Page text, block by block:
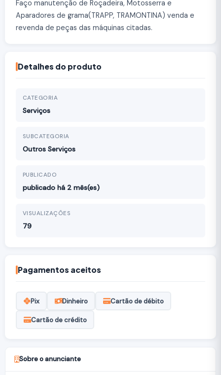
Faço manutenção de Roçadeira, Motosserra e
Aparadores de grama(TRAPP, TRAMONTINA) venda e
revenda de peças das máquinas citadas.
Detalhes do produto
CATEGORIA
Serviços
SUBCATEGORIA
Outros Serviços
PUBLICADO
publicado há 2 mês(es)
VISUALIZAÇÕES
79
Pagamentos aceitos
Pix Dinheiro Cartão de débito
Cartão de crédito
Sobre o anunciante